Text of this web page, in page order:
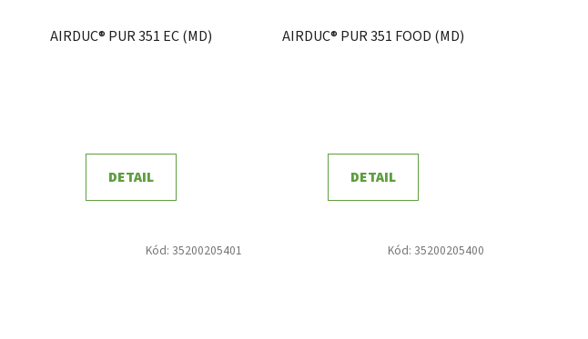
AIRDUC® PUR 351 EC (MD)
DETAIL
AIRDUC® PUR 351 FOOD (MD)
DETAIL
Kód: 35200205401 Kód: 35200205400